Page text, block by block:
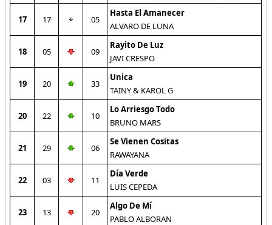
17 17 05
Hasta El Amanecer
ALVARO DE LUNA
18 05 09
Rayito De Luz
JAVI CRESPO
19 20 33
Unica
TAINY & KAROL G
20 22 10
Lo Arriesgo Todo
BRUNO MARS
21 29 06
Se Vienen Cositas
RAWAYANA
22 03 11
Día Verde
LUIS CEPEDA
23 13 20
Algo De Mí
PABLO ALBORAN